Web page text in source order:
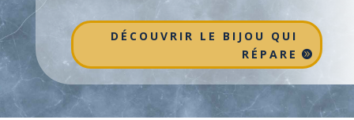
DÉCOUVRIR LE BIJOU QUI
RÉPARE